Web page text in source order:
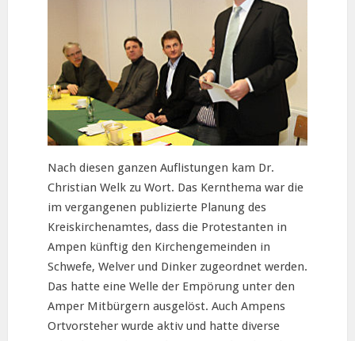
Nach diesen ganzen Auflistungen kam Dr.
Christian Welk zu Wort. Das Kernthema war die
im vergangenen publizierte Planung des
Kreiskirchenamtes, dass die Protestanten in
Ampen künftig den Kirchengemeinden in
Schwefe, Welver und Dinker zugeordnet werden.
Das hatte eine Welle der Empörung unter den
Amper Mitbürgern ausgelöst. Auch Ampens
Ortvorsteher wurde aktiv und hatte diverse